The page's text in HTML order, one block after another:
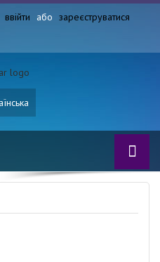
ввійти або зареєструватися